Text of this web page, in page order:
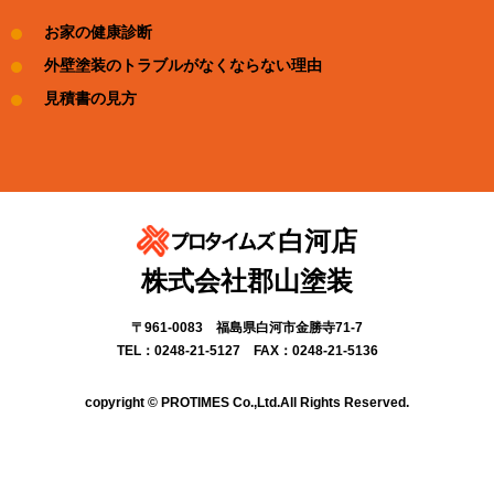
お家の健康診断
外壁塗装のトラブルがなくならない理由
見積書の見方
白河店
株式会社郡山塗装
〒961-0083 福島県白河市金勝寺71-7
TEL：0248-21-5127 FAX：0248-21-5136
copyright © PROTIMES Co.,Ltd.All Rights Reserved.